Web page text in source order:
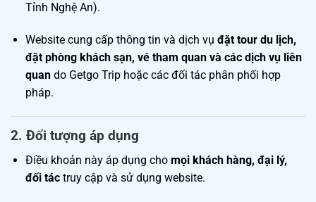
Tỉnh Nghệ An).
Website cung cấp thông tin và dịch vụ đặt tour du lịch,
đặt phòng khách sạn, vé tham quan và các dịch vụ liên
quando Getgo Trip hoặc các đối tác phân phối hợp
pháp.
2. Đối tượng áp dụng
Điều khoản này áp dụng cho mọi khách hàng, đại lý,
đối táctruy cập và sử dụng website.